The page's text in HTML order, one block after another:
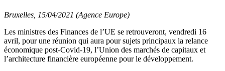
Bruxelles, 15/04/2021 (Agence Europe)
Les ministres des Finances de l’UE se retrouveront, vendredi 16
avril, pour une réunion qui aura pour sujets principaux la relance
économique post-Covid-19, l’Union des marchés de capitaux et
l’architecture financière européenne pour le développement.